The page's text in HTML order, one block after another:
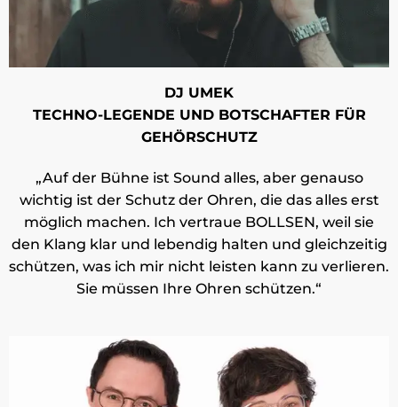
DJ UMEK
TECHNO-LEGENDE UND BOTSCHAFTER FÜR
GEHÖRSCHUTZ
„Auf der Bühne ist Sound alles, aber genauso
wichtig ist der Schutz der Ohren, die das alles erst
möglich machen. Ich vertraue BOLLSEN, weil sie
den Klang klar und lebendig halten und gleichzeitig
schützen, was ich mir nicht leisten kann zu verlieren.
Sie müssen Ihre Ohren schützen.“